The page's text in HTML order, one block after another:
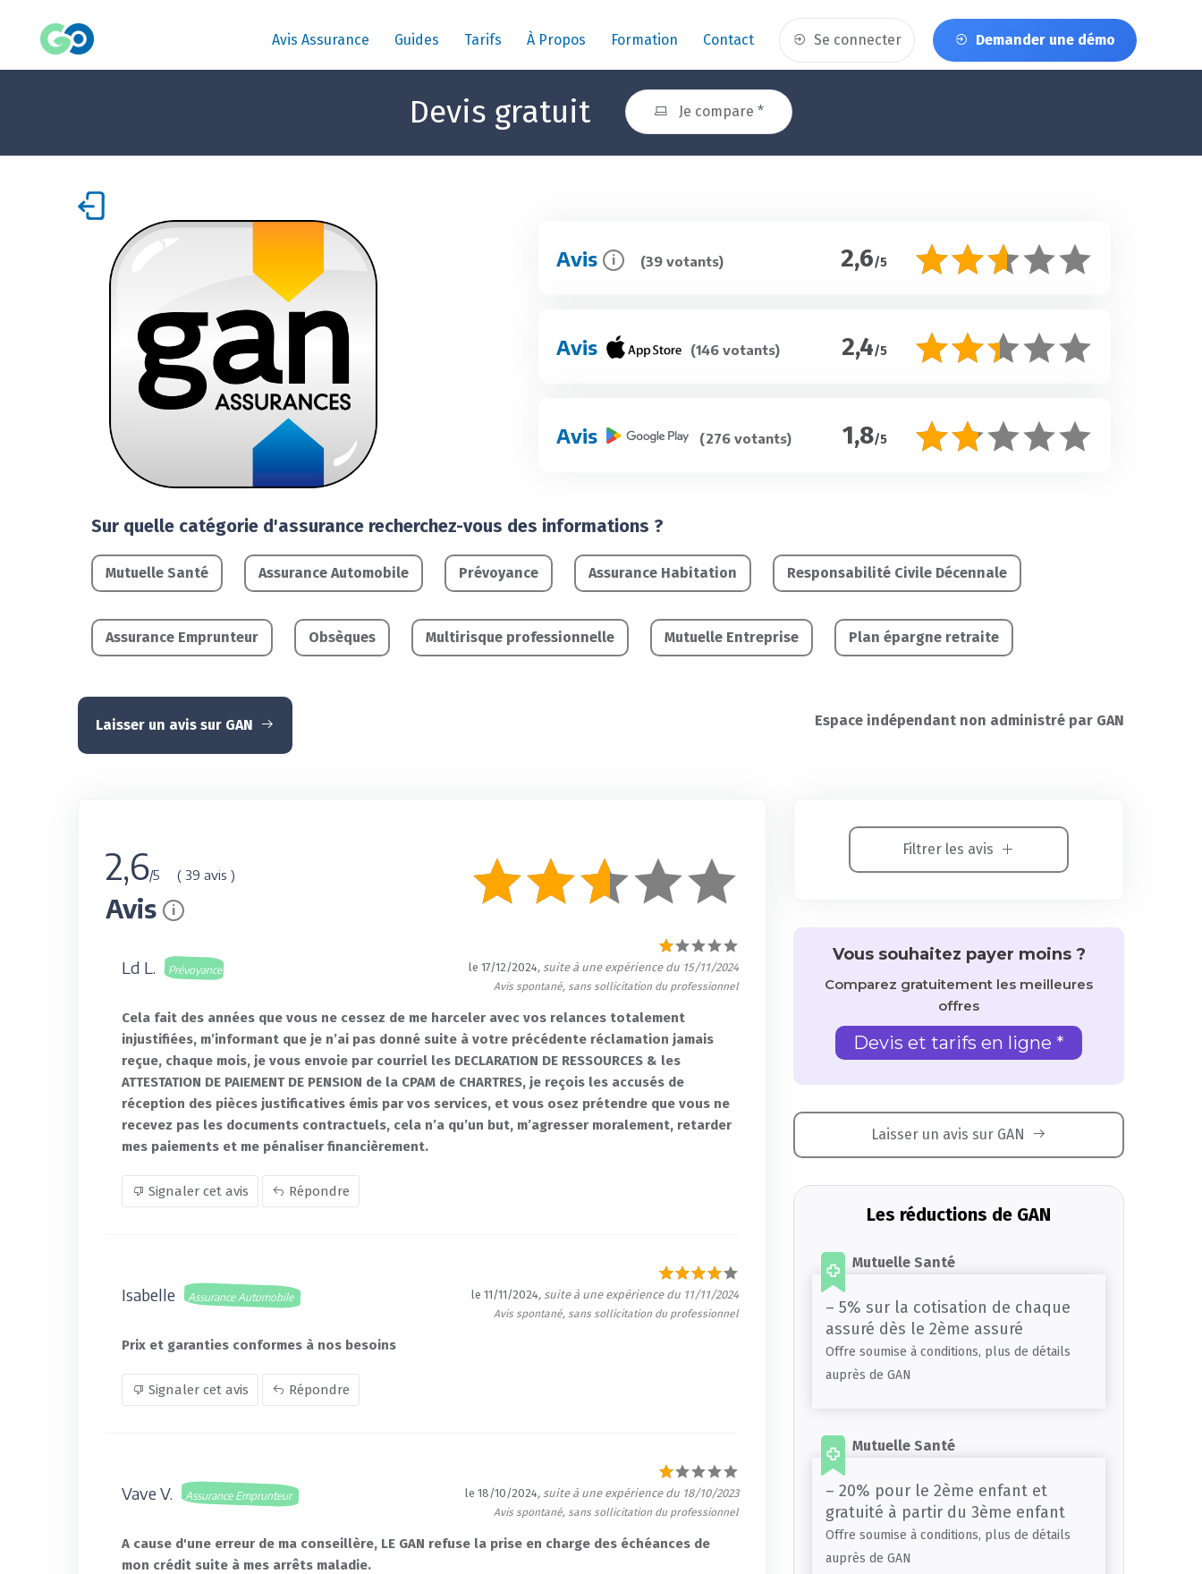
Avis Assurance Guides Tarifs À Propos Formation Contact Se connecter Demander une démo
Devis gratuit Je compare *
Avis i (39 votants) 2,6/5
Avis (146 votants) 2,4/5
Avis (276 votants) 1,8/5
Sur quelle catégorie d'assurance recherchez-vous des informations ?
Mutuelle Santé Assurance Automobile Prévoyance Assurance Habitation Responsabilité Civile Décennale
Assurance Emprunteur Obsèques Multirisque professionnelle Mutuelle Entreprise Plan épargne retraite
Laisser un avis sur GAN Espace indépendant non administré par GAN
2,6/5 ( 39 avis )
Avis i
Ld L. Prévoyance le 17/12/2024, suite à une expérience du 15/11/2024
Avis spontané, sans sollicitation du professionnel
Cela fait des années que vous ne cessez de me harceler avec vos relances totalement
injustifiées, m’informant que je n’ai pas donné suite à votre précédente réclamation jamais
reçue, chaque mois, je vous envoie par courriel les DECLARATION DE RESSOURCES & les
ATTESTATION DE PAIEMENT DE PENSION de la CPAM de CHARTRES, je reçois les accusés de
réception des pièces justificatives émis par vos services, et vous osez prétendre que vous ne
recevez pas les documents contractuels, cela n’a qu’un but, m’agresser moralement, retarder
mes paiements et me pénaliser financièrement.
Signaler cet avis Répondre
Isabelle Assurance Automobile le 11/11/2024, suite à une expérience du 11/11/2024
Avis spontané, sans sollicitation du professionnel
Prix et garanties conformes à nos besoins
Signaler cet avis Répondre
Vave V. Assurance Emprunteur le 18/10/2024, suite à une expérience du 18/10/2023
Avis spontané, sans sollicitation du professionnel
A cause d'une erreur de ma conseillère, LE GAN refuse la prise en charge des échéances de
mon crédit suite à mes arrêts maladie.
Filtrer les avis
Vous souhaitez payer moins ?
Comparez gratuitement les meilleures
offres
Devis et tarifs en ligne *
Laisser un avis sur GAN
Les réductions de GAN
Mutuelle Santé
– 5% sur la cotisation de chaque
assuré dès le 2ème assuré
Offre soumise à conditions, plus de détails
auprès de GAN
Mutuelle Santé
– 20% pour le 2ème enfant et
gratuité à partir du 3ème enfant
Offre soumise à conditions, plus de détails
auprès de GAN